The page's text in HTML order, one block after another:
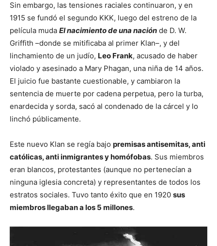
Sin embargo, las tensiones raciales continuaron, y en
1915 se fundó el segundo KKK, luego del estreno de la
película muda El nacimiento de una nación de D. W.
Griffith –donde se mitificaba al primer Klan–, y del
linchamiento de un judío, Leo Frank, acusado de haber
violado y asesinado a Mary Phagan, una niña de 14 años.
El juicio fue bastante cuestionable, y cambiaron la
sentencia de muerte por cadena perpetua, pero la turba,
enardecida y sorda, sacó al condenado de la cárcel y lo
linchó públicamente.
Este nuevo Klan se regía bajo premisas antisemitas, anti
católicas, anti inmigrantes y homófobas. Sus miembros
eran blancos, protestantes (aunque no pertenecían a
ninguna iglesia concreta) y representantes de todos los
estratos sociales. Tuvo tanto éxito que en 1920 sus
miembros llegaban a los 5 millones.